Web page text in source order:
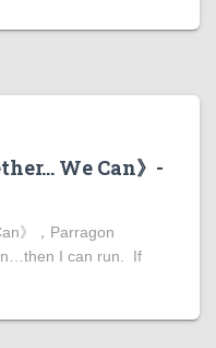
We Can》-
》，Parragon
I can run. If